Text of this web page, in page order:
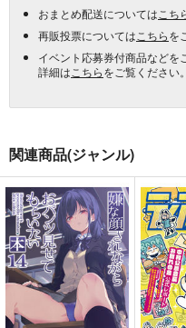
おまとめ配送については こち
再販投票については こちらを
イベント応募券付商品などを
詳細は こちらをご覧ください。
関連商品(ジャンル)